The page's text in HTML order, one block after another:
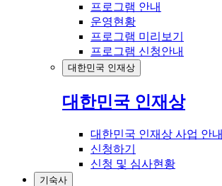
프로그램 안내
운영현황
프로그램 미리보기
프로그램 신청안내
대한민국 인재상
대한민국 인재상
대한민국 인재상 사업 안내
신청하기
신청 및 심사현황
기숙사